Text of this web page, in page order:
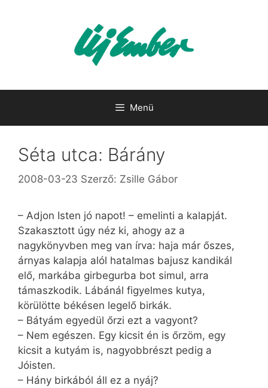
Menü
Séta utca: Bárány
2008-03-23 Szerző: Zsille Gábor
– Adjon Isten jó napot! – emelinti a kalapját.
Szakasztott úgy néz ki, ahogy az a
nagykönyvben meg van írva: haja már őszes,
árnyas kalapja alól hatalmas bajusz kandikál
elő, markába girbegurba bot simul, arra
támaszkodik. Lábánál figyelmes kutya,
körülötte békésen legelő birkák.
– Bátyám egyedül őrzi ezt a vagyont?
– Nem egészen. Egy kicsit én is őrzöm, egy
kicsit a kutyám is, nagyobbrészt pedig a
Jóisten.
– Hány birkából áll ez a nyáj?